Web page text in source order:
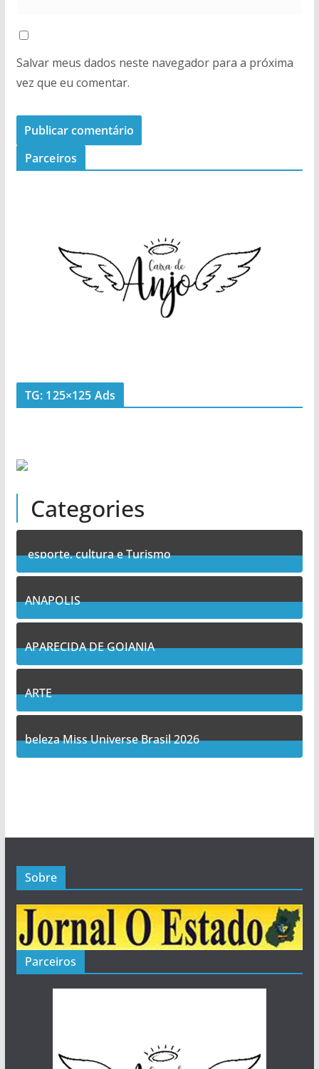
Salvar meus dados neste navegador para a próxima
vez que eu comentar.
Parceiros
TG: 125×125 Ads
Categories
esporte, cultura e Turismo
7Posts
ANAPOLIS
10Posts
APARECIDA DE GOIANIA
12Posts
ARTE
5Posts
beleza Miss Universe Brasil 2026
Sobre
Parceiros